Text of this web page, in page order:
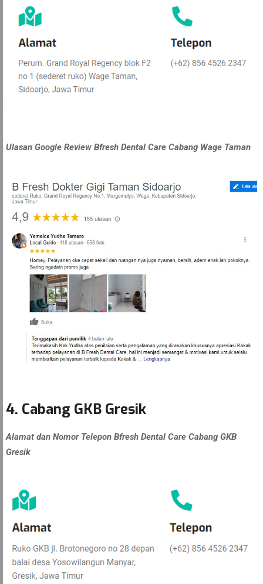
Ulasan Google Review Bfresh Dental Care Cabang Wage Taman
4. Cabang GKB Gresik
Alamat dan Nomor Telepon Bfresh Dental Care Cabang GKB
Gresik